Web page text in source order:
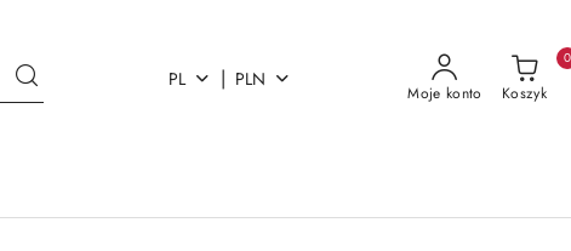
PL | PLN
Moje konto Koszyk
0